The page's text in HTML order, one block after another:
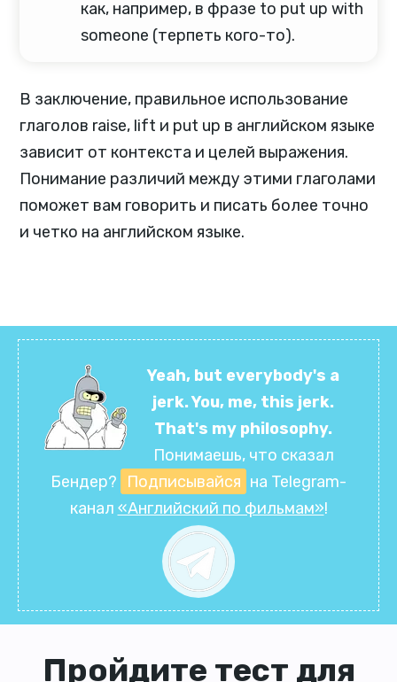
как, например, в фразе to put up with
someone (терпеть кого-то).
В заключение, правильное использование
глаголов raise, lift и put up в английском языке
зависит от контекста и целей выражения.
Понимание различий между этими глаголами
поможет вам говорить и писать более точно
и четко на английском языке.
Yeah, but everybody's a
jerk. You, me, this jerk.
That's my philosophy.
Понимаешь, что сказал
Бендер?
Подписывайся на Telegram-
канал «Английский по фильмам»!
Пройдите тест для